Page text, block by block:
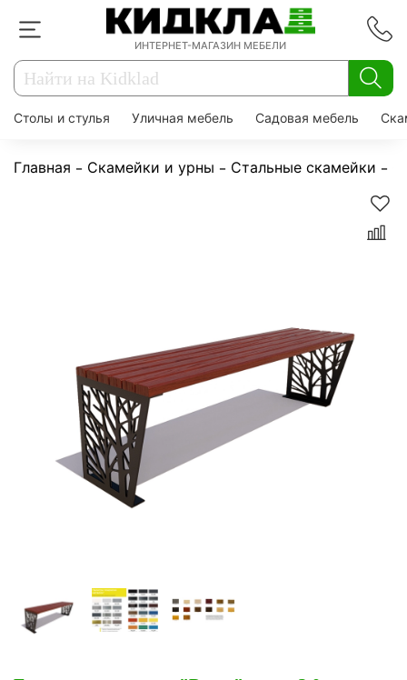
ИНТЕРНЕТ-МАГАЗИН МЕБЕЛИ
Столы и стулья Уличная мебель Садовая мебель
Главная Скамейки и урны Стальные скамейки